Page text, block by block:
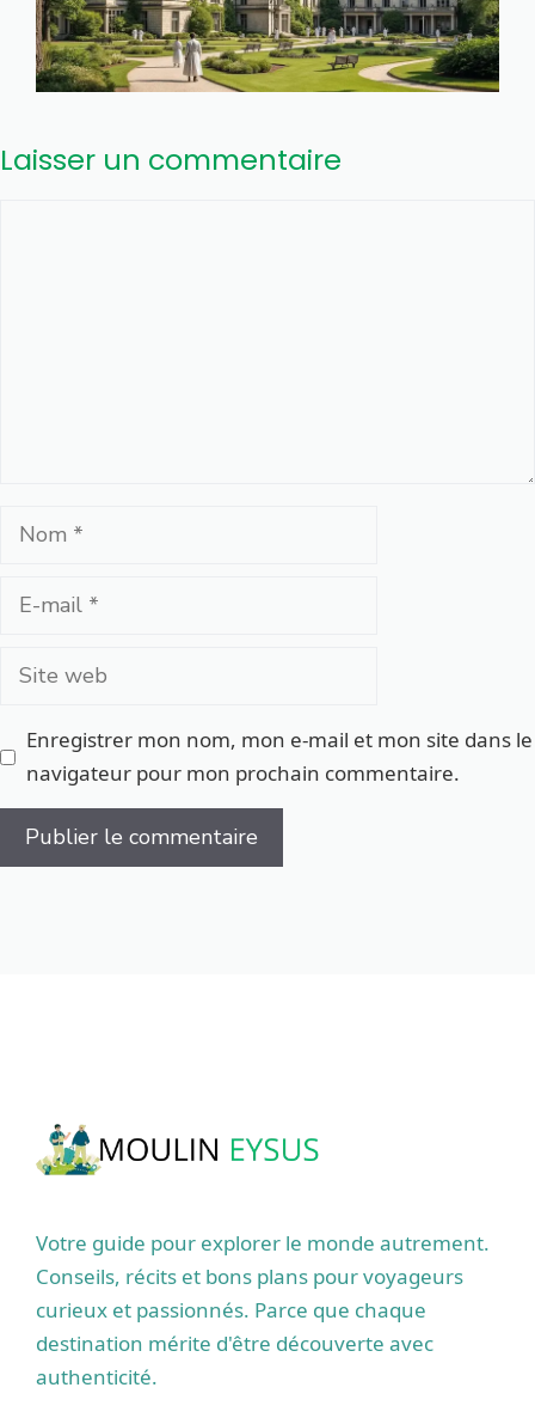
Laisser un commentaire
Nom
Site
Enregistrer mon nom, mon e-mail et mon site dans le
navigateur pour mon prochain commentaire.
Votre guide pour explorer le monde autrement.
Conseils, récits et bons plans pour voyageurs
curieux et passionnés. Parce que chaque
destination mérite d'être découverte avec
authenticité.